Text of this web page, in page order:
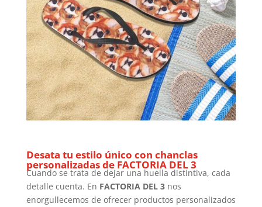
Desata tu estilo único con chanclas
personalizadas de FACTORIA DEL 3
Cuando se trata de dejar una huella distintiva, cada
detalle cuenta. En FACTORIA DEL 3nos
enorgullecemos de ofrecer productos personalizados